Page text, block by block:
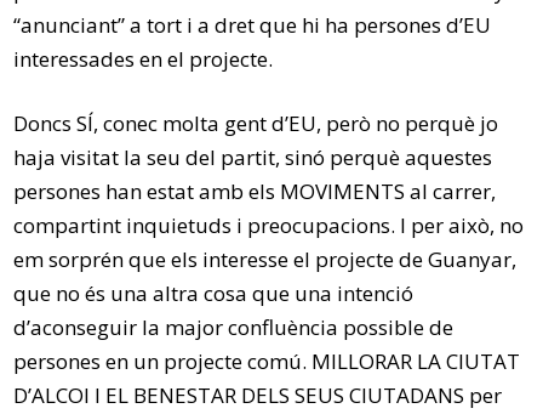
“anunciant” a tort i a dret que hi ha persones d’EU
interessades en el projecte.
Doncs SÍ, conec molta gent d’EU, però no perquè jo
haja visitat la seu del partit, sinó perquè aquestes
persones han estat amb els MOVIMENTS al carrer,
compartint inquietuds i preocupacions. I per això, no
em sorprén que els interesse el projecte de Guanyar,
que no és una altra cosa que una intenció
d’aconseguir la major confluència possible de
persones en un projecte comú. MILLORAR LA CIUTAT
D’ALCOI I EL BENESTAR DELS SEUS CIUTADANS per